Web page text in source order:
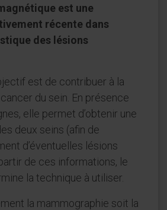
est une
récente dans
des lésions
est de contribuer à la
du sein. En présence
elle permet d’obtenir une
deux seins (afin de
d’éventuelles lésions
de ces informations, le
la technique à utiliser.
la mammographie soit la